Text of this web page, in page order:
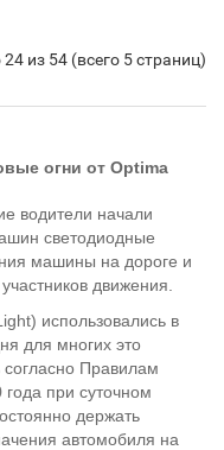
из 54 (всего 5 страниц)
огни от Optima
водители начали
светодиодные
машины на дороге и
движения.
использовались в
для многих это
Правилам
при суточном
держать
автомобиля на